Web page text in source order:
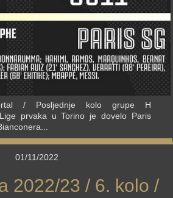
/ Posljednje kolo grupe H
prvaka u Torino je dovelo Paris
01/11/2022
2022/23 / 6. kolo /